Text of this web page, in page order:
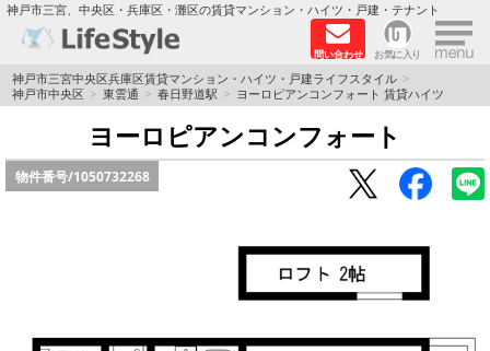
神戸市三宮、中央区・兵庫区・灘区の賃貸マンション・ハイツ・戸建・テナント
問い合わせ お気に入り ×
TOPページ
神戸の単身向けマンション特集
新築物件
高級賃貸
神戸市三宮中央区兵庫区賃貸マンション・ハイツ・戸建ライフスタイル
神戸市中央区
東雲通 春日野道駅 ヨーロピアンコンフォート 賃貸ハイツ
ヨーロピアンコンフォート
物件番号/1050732268